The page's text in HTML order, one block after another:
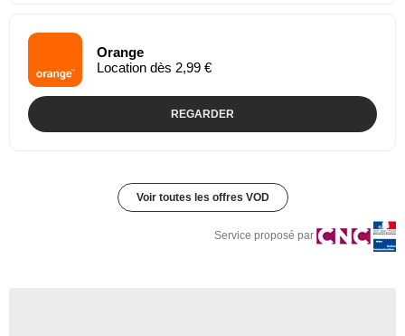
Orange
Location dès 2,99 €
REGARDER
Voir toutes les offres VOD
Service proposé par